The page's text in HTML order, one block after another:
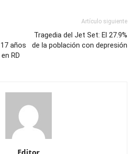
años
RD
Artículo siguiente
Tragedia del Jet Set: El 27.9%
de la población con depresión
Editor